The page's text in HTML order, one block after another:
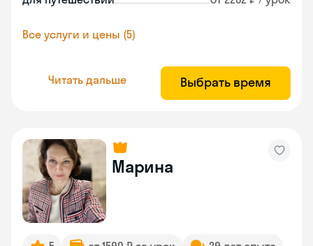
Все услуги и цены (5)
Читать дальше Выбрать время
Марина